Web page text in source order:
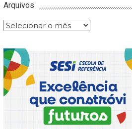
Arquivos
Arquivos